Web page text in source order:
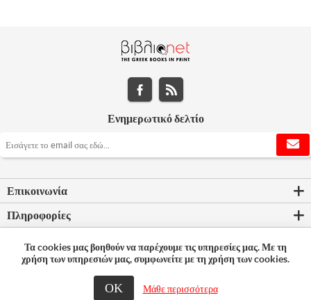
Ενημερωτικό δελτίο
Επικοινωνία
Πληροφορίες
Ο λογαριασμός μου
© 2026 Bookleader
Τα cookies μας βοηθούν να παρέχουμε τις υπηρεσίες μας. Με τη
χρήση των υπηρεσιών μας, συμφωνείτε με τη χρήση των cookies.
ΟΚ Μάθε περισσότερα